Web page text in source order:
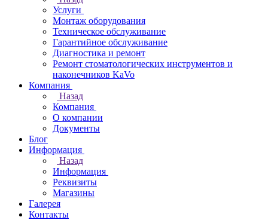
Услуги
Монтаж оборудования
Техническое обслуживание
Гарантийное обслуживание
Диагностика и ремонт
Ремонт стоматологических инструментов и
наконечников KaVo
Компания
Назад
Компания
О компании
Документы
Блог
Информация
Назад
Информация
Реквизиты
Магазины
Галерея
Контакты